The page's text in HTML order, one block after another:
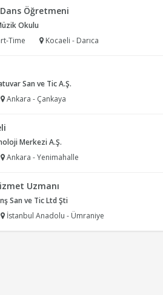
Öğretmeni
Okulu
Time
Kocaeli - Darıca
San ve Tic A.Ş.
Ankara - Çankaya
Merkezi A.Ş.
Ankara - Yenimahalle
Uzmanı
San ve Tic Ltd Şti
İstanbul Anadolu - Ümraniye